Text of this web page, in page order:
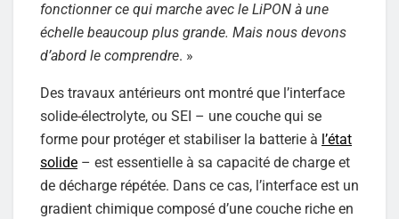
fonctionner ce qui marche avec le LiPON à une
échelle beaucoup plus grande. Mais nous devons
d’abord le comprendre. »
Des travaux antérieurs ont montré que l’interface
solide-électrolyte, ou SEI – une couche qui se
forme pour protéger et stabiliser la batterie à l’état
solide – est essentielle à sa capacité de charge et
de décharge répétée. Dans ce cas, l’interface est un
gradient chimique composé d’une couche riche en